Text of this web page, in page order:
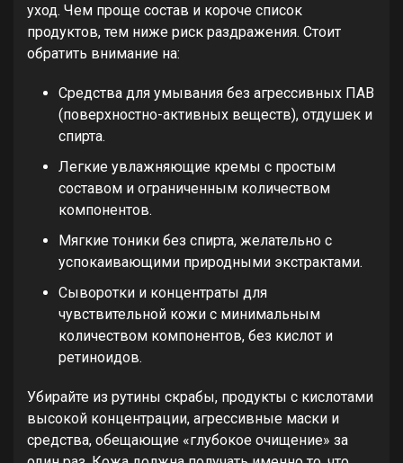
уход. Чем проще состав и короче список
продуктов, тем ниже риск раздражения. Стоит
обратить внимание на:
Средства для умывания без агрессивных ПАВ
(поверхностно-активных веществ), отдушек и
спирта.
Легкие увлажняющие кремы с простым
составом и ограниченным количеством
компонентов.
Мягкие тоники без спирта, желательно с
успокаивающими природными экстрактами.
Сыворотки и концентраты для
чувствительной кожи с минимальным
количеством компонентов, без кислот и
ретиноидов.
Убирайте из рутины скрабы, продукты с кислотами
высокой концентрации, агрессивные маски и
средства, обещающие «глубокое очищение» за